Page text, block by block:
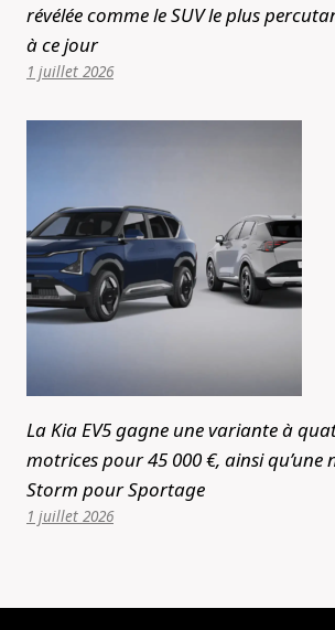
révélée comme le SUV le plus
à ce jour
1 juillet 2026
La Kia EV5 gagne une variante à
motrices pour 45 000 €, ainsi qu’une
Storm pour Sportage
1 juillet 2026